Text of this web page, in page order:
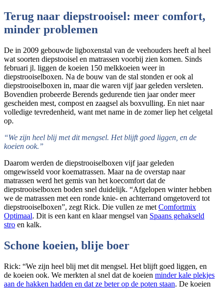
Terug naar diepstrooisel: meer comfort,
minder problemen
De in 2009 gebouwde ligboxenstal van de veehouders heeft al heel
wat soorten diepstooisel en matrassen voorbij zien komen. Sinds
februari jl. liggen de koeien 150 melkkoeien weer in
diepstrooiselboxen. Na de bouw van de stal stonden er ook al
diepstrooiselboxen in, maar die waren vijf jaar geleden versleten.
Bovendien probeerde Berends gedurende tien jaar onder meer
gescheiden mest, compost en zaagsel als boxvulling. En niet naar
volledige tevredenheid, want met name in de zomer liep het celgetal
op.
“We zijn heel blij met dit mengsel. Het blijft goed liggen, en de
koeien ook.”
Daarom werden de diepstrooiselboxen vijf jaar geleden
omgewisseld voor koematrassen. Maar na de overstap naar
matrassen werd het gemis van het koecomfort dat de
diepstrooiselboxen boden snel duidelijk. “Afgelopen winter hebben
we de matrassen met een ronde knie- en achterrand omgetoverd tot
diepstrooiselboxen”, zegt Rick. Die vullen ze met Comfortmix
Optimaal. Dit is een kant en klaar mengsel van Spaans gehakseld
stro en kalk.
Schone koeien, blije boer
Rick: “We zijn heel blij met dit mengsel. Het blijft goed liggen, en
de koeien ook. We merkten al snel dat de koeien minder kale plekjes
aan de hakken hadden en dat ze beter op de poten staan. De koeien